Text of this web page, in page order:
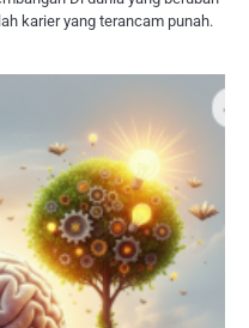
karier yang terancam punah.